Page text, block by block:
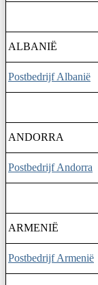
ALBANIË
Postbedrijf Albanië
ANDORRA
Postbedrijf Andorra
ARMENIË
Postbedrijf Armenië